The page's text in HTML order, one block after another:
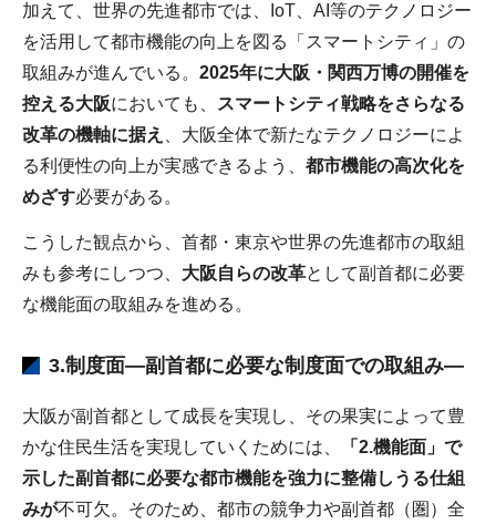
加えて、世界の先進都市では、IoT、AI等のテクノロジー
を活用して都市機能の向上を図る「スマートシティ」の
取組みが進んでいる。 2025年に大阪・関西万博の開催を
控える大阪においても、
スマートシティ戦略をさらなる
改革の機軸に据え
、大阪全体で新たなテクノロジーによ
る利便性の向上が実感できるよう、 都市機能の高次化を
めざす必要がある。
こうした観点から、首都・東京や世界の先進都市の取組
みも参考にしつつ、 大阪自らの改革として副首都に必要
な機能面の取組みを進める。
3.制度面―副首都に必要な制度面での取組み―
大阪が副首都として成長を実現し、その果実によって豊
かな住民生活を実現していくためには、
「2.機能面」で
示した副首都に必要な都市機能を強力に整備しうる仕組
みが不可欠。そのため、都市の競争力や副首都（圏）全